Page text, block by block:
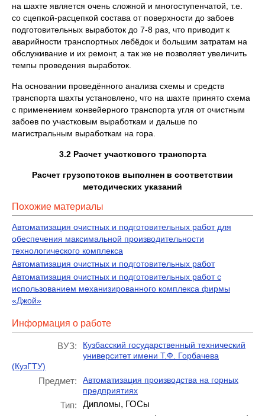
на шахте является очень сложной и многоступенчатой, т.е.
со сцепкой-расцепкой состава от поверхности до забоев
подготовительных выработок до 7-8 раз, что приводит к
аварийности транспортных лебёдок и большим затратам на
обслуживание и их ремонт, а так же не позволяет увеличить
темпы проведения выработок.
На основании проведённого анализа схемы и средств
транспорта шахты установлено, что на шахте принято схема
с применением конвейерного транспорта угля от очистным
забоев по участковым выработкам и дальше по
магистральным выработкам на гора.
3.2 Расчет участкового транспорта
Расчет грузопотоков выполнен в соответствии
методических указаний
Похожие материалы
Автоматизация очистных и подготовительных работ для
обеспечения максимальной производительности
технологического комплекса
Автоматизация очистных и подготовительных работ
Автоматизация очистных и подготовительных работ с
использованием механизированного комплекса фирмы
«Джой»
Информация о работе
ВУЗ:
Кузбасский государственный технический
университет имени Т.Ф. Горбачева
(КузГТУ)
Предмет:
Автоматизация производства на горных
предприятиях
Тип:
Дипломы, ГОСы